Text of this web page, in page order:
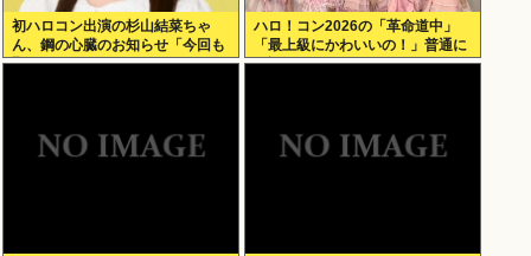
初ハロコン出演の杉山結菜ちゃ
ん、鋼の心臓のお知らせ「今回も
緊張してません」
ハロ！コン2026の「革命道中」
「最上級にかわいいの！」普通に
好評wwwww